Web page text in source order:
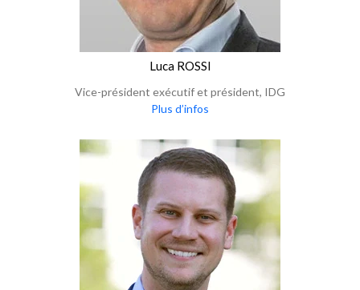
Luca ROSSI
Vice-président exécutif et président, IDG
Plus d’infos